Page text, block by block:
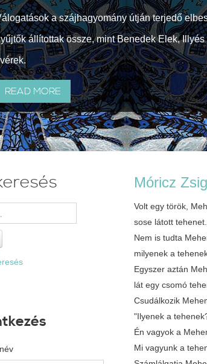
a szájhagyomány útján terjedő
állítottak össze, mint Benedek Elek,
READ MORE
Móricz
Volt egy török,
sose látott tehenet.
Nem is tudta
milyenek a
Egyszer aztán
lát egy csomó
Csudálkozik
"Ilyenek a
Én vagyok a
Mi vagyunk a